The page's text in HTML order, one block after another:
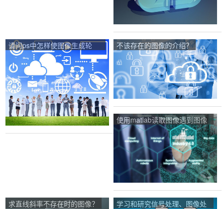
请问ps中怎样使图像生成轮
廓？
不该存在的图像的介绍？
使用matlab读取图像遇到图像
不存在？
求直线斜率不存在时的图像？
学习和研究信号处理、图像处